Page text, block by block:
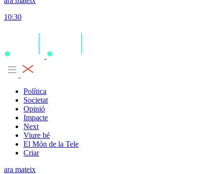
10:30
Política
Societat
Opinió
Impacte
Next
Viure bé
El Món de la Tele
Criar
ara mateix